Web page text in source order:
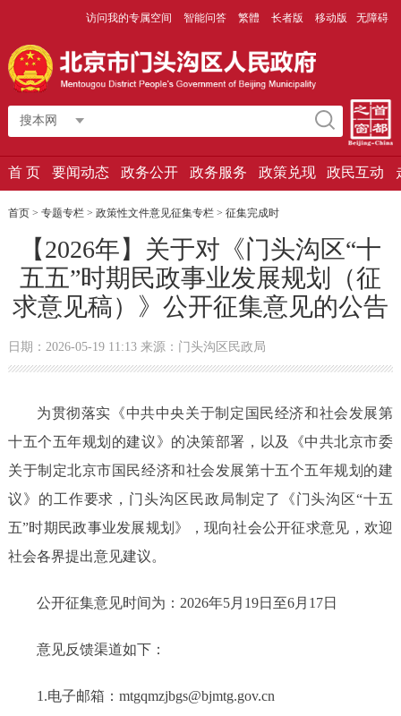
访问我的专属空间 智能问答 繁體 长者版 移动版 无障碍
搜本网
首 页 要闻动态 政务公开 政务服务 政策兑现 政民互动
首页> 专题专栏> 政策性文件意见征集专栏> 征集完成时
【2026年】关于对《门头沟区“十
五五”时期民政事业发展规划（征
求意见稿）》公开征集意见的公告
日期：2026-05-19 11:13 来源：门头沟区民政局
为贯彻落实《中共中央关于制定国民经济和社会发展第
十五个五年规划的建议》的决策部署，以及《中共北京市委
关于制定北京市国民经济和社会发展第十五个五年规划的建
议》的工作要求，门头沟区民政局制定了《门头沟区“十五
五”时期民政事业发展规划》，现向社会公开征求意见，欢迎
社会各界提出意见建议。
公开征集意见时间为： 2026年5月 19日至6月 17日
意见反馈渠道如下：
1.电子邮箱：mtgqmzjbgs@bjmtg.gov.cn